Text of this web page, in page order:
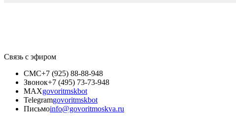
Связь с эфиром
СМС+7 (925) 88-88-948
Звонок+7 (495) 73-73-948
MAXgovoritmskbot
Telegramgovoritmskbot
Письмоinfo@govoritmoskva.ru